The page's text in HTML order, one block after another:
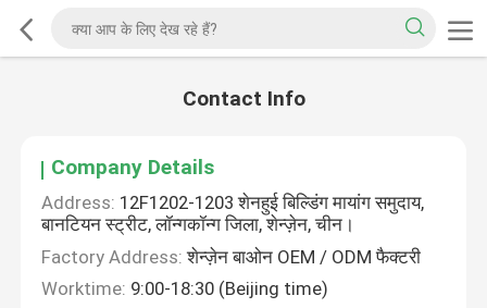
Contact Info
Company Details
Address: 12F1202-1203 शेनहुई बिल्डिंग मायांग समुदाय,
बानटियन स्ट्रीट, लॉन्गकॉन्ग जिला, शेन्ज़ेन, चीन।
Factory Address: शेन्ज़ेन बाओन OEM / ODM फैक्टरी
Worktime: 9:00-18:30 (Beijing time)